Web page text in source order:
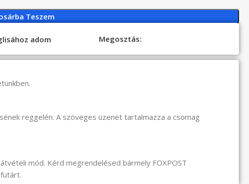
Teszem
adom Megosztás:
reggelén. A szöveges üzenet tartalmazza a csomag
mód. Kérd megrendelésed bármely FOXPOST